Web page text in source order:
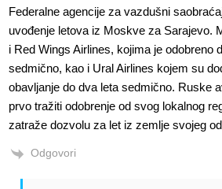
Federalne agencije za vazdušni
uvođenje letova iz Moskve za Sarajevo.
i Red Wings Airlines, kojima je odobreno
sedmično, kao i Ural Airlines kojem su
obavljanje do dva leta sedmično. Ruske
prvo tražiti odobrenje od svog lokalnog
zatraže dozvolu za let iz zemlje svojeg
Odgovori